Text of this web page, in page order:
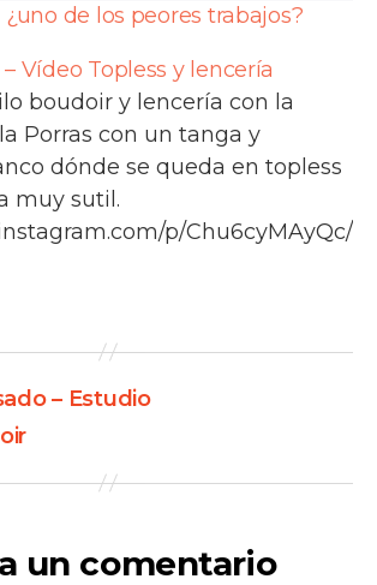
¿uno de los peores trabajos?
Vídeo Topless y lencería
boudoir y lencería con la
Porras con un tanga y
dónde se queda en topless
muy sutil.
p/Chu6cyMAyQc/
– Estudio
un comentario